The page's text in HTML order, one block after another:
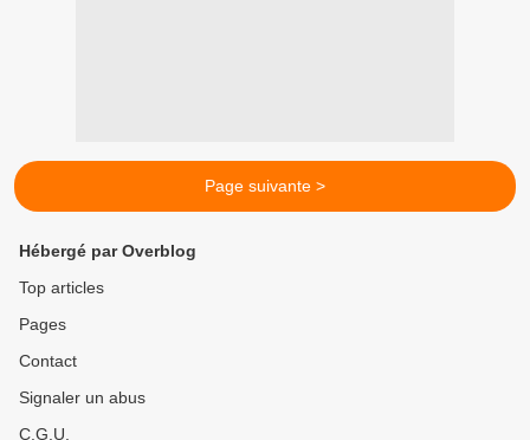
Page suivante >
Hébergé par Overblog
Top articles
Pages
Contact
Signaler un abus
C.G.U.